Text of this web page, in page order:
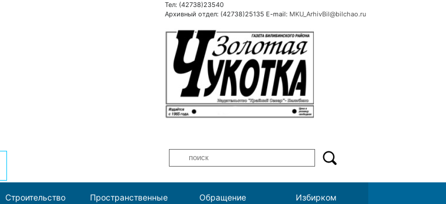
Тел: (42738)23540
Архивный отдел: (42738)25135 E-mail: MKU_ArhivBil@bilchao.ru
Строительство
Пространственные
Обращение
Избирком